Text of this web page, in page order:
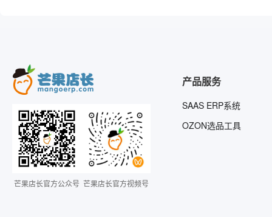
芒果店长官方公众号 芒果店长官方视频号
产品服务
SAAS ERP系统
OZON选品工具